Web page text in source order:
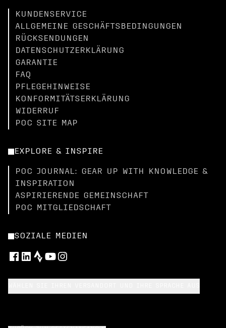
KUNDENSERVICE
ALLGEMEINE GESCHÄFTSBEDINGUNGEN
RÜCKSENDUNGEN
DATENSCHUTZERKLÄRUNG
GARANTIE
FAQ
PFLEGEHINWEISE
KONFORMITÄTSERKLÄRUNG
WIDERRUF
POC SITE MAP
EXPLORE & INSPIRE
POC JOURNAL: GEAR UP WITH KNOWLEDGE &
INSPIRATION
ASPIRIERENDE GEMEINSCHAFT
POC MITGLIEDSCHAFT
SOZIALE MEDIEN